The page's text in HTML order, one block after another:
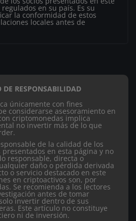
en su país. Es su
la conformidad de estos
locales antes de
DE RESPONSABILIDAD
únicamente con fines
considerarse asesoramiento en
criptomonedas implica
no invertir más de lo que
de la calidad de los
en esta página y no
responsable, directa o
daño o pérdida derivada
o servicio destacado en este
en criptoactivos son, por
Se recomienda a los lectores
antes de tomar
invertir dentro de sus
Este artículo no constituye
ni de inversión.